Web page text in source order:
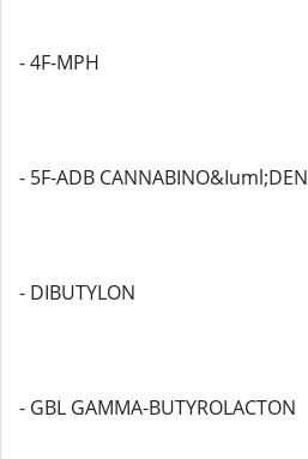
- 4F-MPH
- 5F-ADB CANNABINO&Iuml;DEN
- DIBUTYLON
- GBL GAMMA-BUTYROLACTON